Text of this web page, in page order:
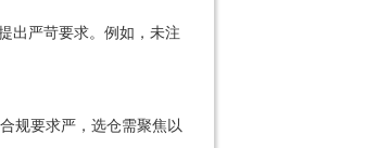
出严苛要求。例如，未注
规要求严，选仓需聚焦以